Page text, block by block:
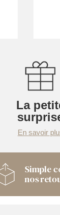
La
En savoir
Simple
nos